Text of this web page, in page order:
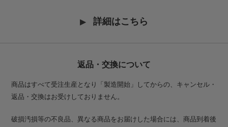
詳細はこちら
返品・交換について
商品はすべて受注生産となり「製造開始」してからの、キャンセル・
返品・交換はお受けしておりません。
破損汚損等の不良品、異なる商品をお届けした場合には、商品到着後